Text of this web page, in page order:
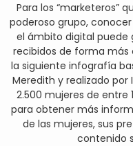
Para los “marketeros”
poderoso grupo,
el ámbito digital puede
recibidos de forma más
la siguiente infografía
Meredith y realizado
2.500 mujeres de entre
para obtener más
de las mujeres, sus
contenido